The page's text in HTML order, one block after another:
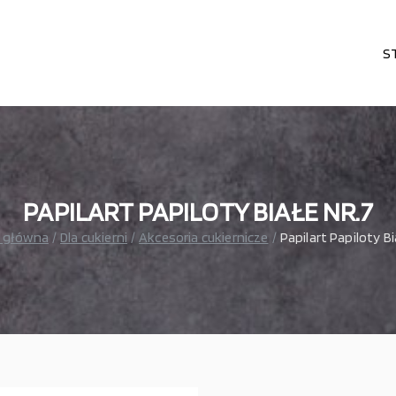
PAPILART PAPILOTY BIAŁE NR.7
Dla cukierni Akcesoria cukiernicze Papilart Papiloty